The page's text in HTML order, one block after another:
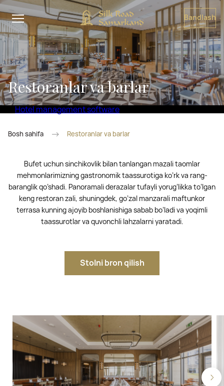
Bandlash
Restoranlar va barlar
Hotel management software
Bosh sahifa Restoranlar va barlar
Bufet uchun sinchikovlik bilan tanlangan mazali taomlar
mehmonlarimizning gastronomik taassurotiga ko’rk va rang-
baranglik qo’shadi. Panoramali derazalar tufayli yorug’likka to’lgan
keng restoran zali, shuningdek, go’zal manzarali maftunkor
terrasa kunning ajoyib boshlanishiga sabab bo’ladi va yoqimli
taassurotlar va quvonchli lahzalarni yaratadi.
Stolni bron qilish